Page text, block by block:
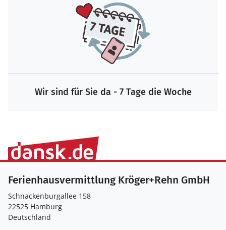
Wir sind für Sie da - 7 Tage die Woche
Ferienhausvermittlung Kröger+Rehn GmbH
Schnackenburgallee 158
22525 Hamburg
Deutschland